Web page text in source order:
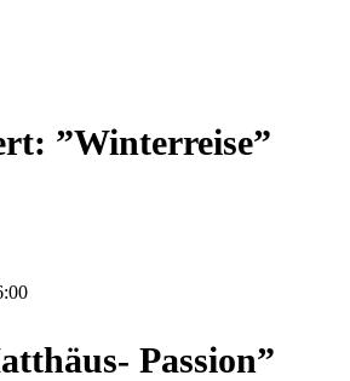
”Winterreise”
Passion”